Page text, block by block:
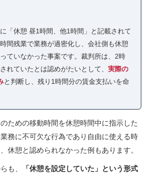
「休憩 昼1時間、他1時間」と記載されて
間残業で業務が過密化し、会社側も休憩
ていなかった事案です。裁判所は、2時
れていたとは認めがたいとして、 実際の
と判断し、残り1時間分の賃金支払いを命
ための移動時間を休憩時間中に指示した
務に不可欠な行為であり自由に使える時
休憩と認められなかった例もあります。
も、
「休憩を設定していた」という形式